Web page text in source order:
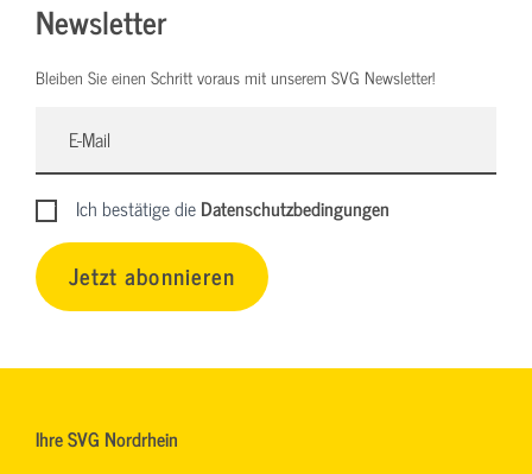
Newsletter
Bleiben Sie einen Schritt voraus mit unserem SVG Newsletter!
Ich bestätige dieDatenschutzbedingungen
Jetzt abonnieren
Ihre SVG Nordrhein